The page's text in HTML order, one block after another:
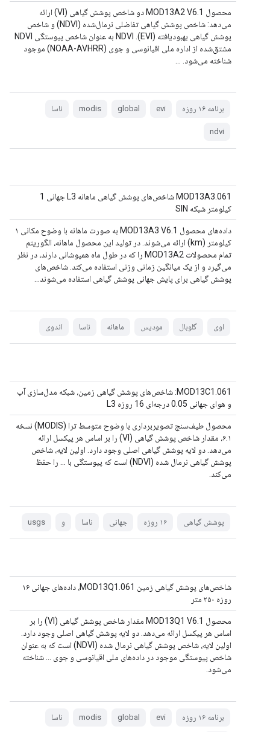
محصول MOD13A2 V6.1 دو شاخص پوشش گیاهی (VI) ارائه
می‌دهد: شاخص پوشش گیاهی تفاضلی نرمال‌شده (NDVI) و شاخص
پوشش گیاهی بهبودیافته (EVI). NDVI به عنوان شاخص پیوستگی NDVI
مشتق‌شده از اداره ملی اقیانوسی و جوی (NOAA-AVHRR) موجود
شناخته می‌شود. ...
برنامه ۱۶ روزه evi
global
modis ناسا
ndvi
MOD13A3.061 شاخص‌های پوشش گیاهی ماهانه L3 جهانی 1
کیلومتر شبکه SIN
داده‌های محصول MOD13A3 V6.1 به صورت ماهانه با وضوح مکانی ۱
کیلومتر (km) ارائه می‌شوند. در تولید این محصول ماهانه، الگوریتم
تمام محصولات MOD13A2 را که در طول ماه همپوشانی دارند، در نظر
می‌گیرد و از یک میانگین زمانی وزنی استفاده می‌کند. شاخص‌های
پوشش گیاهی برای پایش جهانی پوشش گیاهی استفاده می‌شوند…
اوی گلوبال مودیس ماهانه ناسا اندوی
MOD13C1.061: شاخص‌های پوشش گیاهی زمین، شبکه مدل‌سازی آب
و هوای جهانی 0.05 درجه‌ای 16 روزه L3
محصول طیف‌سنج تصویربرداری با وضوح متوسط ​​ترا (MODIS) نسخه
۶.۱، مقدار شاخص پوشش گیاهی (VI) را بر اساس هر پیکسل ارائه
می‌دهد. دو لایه پوشش گیاهی اصلی وجود دارد. اولین لایه، شاخص
پوشش گیاهی نرمال شده (NDVI) است که پیوستگی با ... را حفظ
می‌کند.
پوشش گیاهی ۱۶ روزه جهانی ناسا و usgs
شاخص‌های پوشش گیاهی زمین MOD13Q1.061، داده‌های جهانی ۱۶
روزه ۲۵۰ متر
محصول MOD13Q1 V6.1 مقدار شاخص پوشش گیاهی (VI) را بر
اساس هر پیکسل ارائه می‌دهد. دو لایه پوشش گیاهی اصلی وجود دارد.
اولین لایه، شاخص پوشش گیاهی نرمال شده (NDVI) است که به عنوان
شاخص پیوستگی موجود در داده‌های ملی اقیانوسی و جوی ... شناخته
می‌شود.
برنامه ۱۶ روزه evi
global
modis ناسا